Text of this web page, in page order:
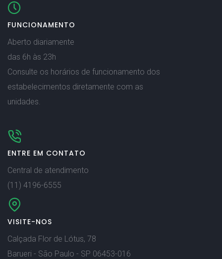
FUNCIONAMENTO
Aberto diariamente
das 6h às 23h
Consulte os horários de funcionamento dos
estabelecimentos diretamente com as
unidades.
ENTRE EM CONTATO
Central de atendimento
(11) 4196-6555
VISITE-NOS
Calçada Flor de Lótus, 78
Barueri - São Paulo - SP 06453-016